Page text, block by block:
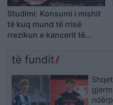
Studimi: Konsumi i mishit
të kuq mund të rrisë
rrezikun e kancerit të
të fundit